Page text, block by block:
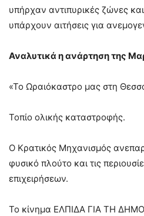
υπήρχαν αντιπυρικές ζώνες
υπάρχουν αιτήσεις για
Αναλυτικά η ανάρτηση της
«Το Ωραιόκαστρο μας στη
Τοπίο ολικής καταστροφής.
Ο Κρατικός Μηχανισμός
φυσικό πλούτο και τις
επιχειρήσεων.
Το κίνημα ΕΛΠΙΔΑ ΓΙΑ ΤΗ